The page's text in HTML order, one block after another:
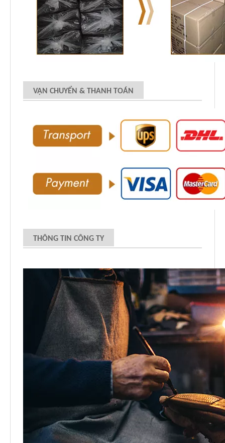
VẬN CHUYỂN & THANH TOÁN
THÔNG TIN CÔNG TY